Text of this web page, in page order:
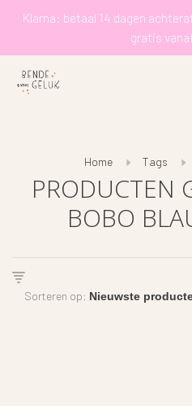
Klarna: betaal 14 dagen
gratis
Home Tags
PRODUCTEN
BOBO
Sorteren op: